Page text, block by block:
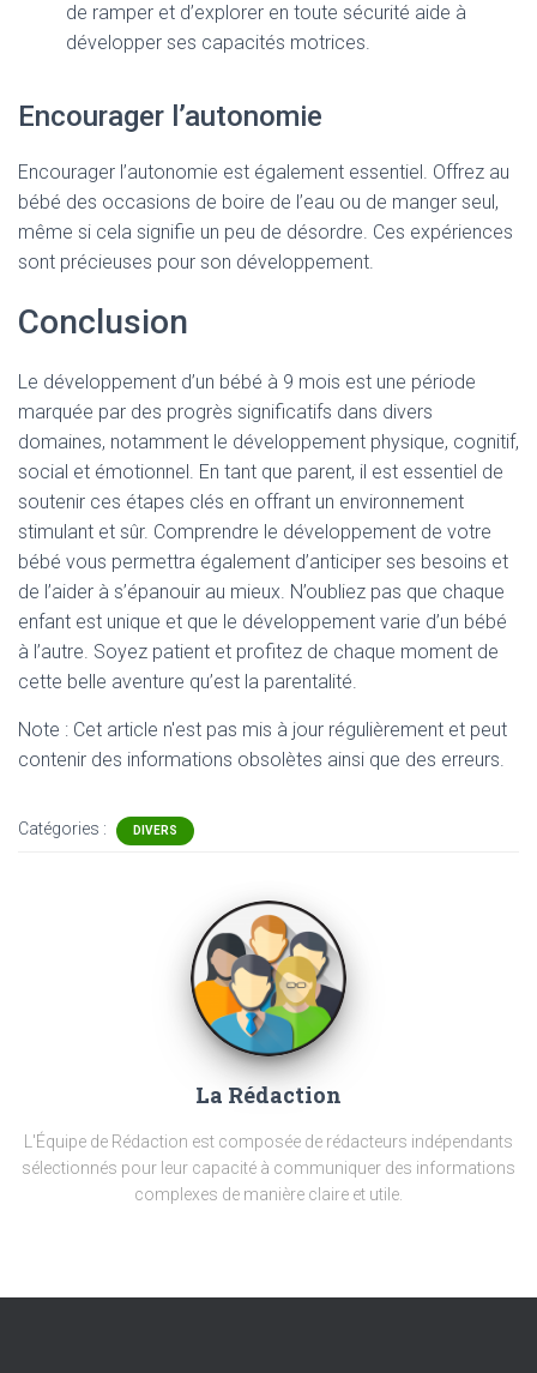
de ramper et d’explorer en toute sécurité aide à
développer ses capacités motrices.
Encourager l’autonomie
Encourager l’autonomie est également essentiel. Offrez au
bébé des occasions de boire de l’eau ou de manger seul,
même si cela signifie un peu de désordre. Ces expériences
sont précieuses pour son développement.
Conclusion
Le développement d’un bébé à 9 mois est une période
marquée par des progrès significatifs dans divers
domaines, notamment le développement physique, cognitif,
social et émotionnel. En tant que parent, il est essentiel de
soutenir ces étapes clés en offrant un environnement
stimulant et sûr. Comprendre le développement de votre
bébé vous permettra également d’anticiper ses besoins et
de l’aider à s’épanouir au mieux. N’oubliez pas que chaque
enfant est unique et que le développement varie d’un bébé
à l’autre. Soyez patient et profitez de chaque moment de
cette belle aventure qu’est la parentalité.
Note : Cet article n'est pas mis à jour régulièrement et peut
contenir des informations obsolètes ainsi que des erreurs.
Catégories : DIVERS
La Rédaction
L'Équipe de Rédaction est composée de rédacteurs indépendants
sélectionnés pour leur capacité à communiquer des informations
complexes de manière claire et utile.